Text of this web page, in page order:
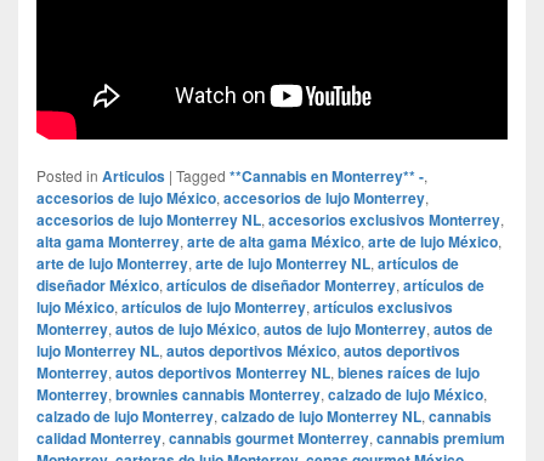
Posted in Articulos | Tagged **Cannabis en Monterrey** -,
accesorios de lujo México, accesorios de lujo Monterrey,
accesorios de lujo Monterrey NL, accesorios exclusivos Monterrey,
alta gama Monterrey, arte de alta gama México, arte de lujo México,
arte de lujo Monterrey, arte de lujo Monterrey NL, artículos de
diseñador México, artículos de diseñador Monterrey, artículos de
lujo México, artículos de lujo Monterrey, artículos exclusivos
Monterrey, autos de lujo México, autos de lujo Monterrey, autos de
lujo Monterrey NL, autos deportivos México, autos deportivos
Monterrey, autos deportivos Monterrey NL, bienes raíces de lujo
Monterrey, brownies cannabis Monterrey, calzado de lujo México,
calzado de lujo Monterrey, calzado de lujo Monterrey NL, cannabis
calidad Monterrey, cannabis gourmet Monterrey, cannabis premium